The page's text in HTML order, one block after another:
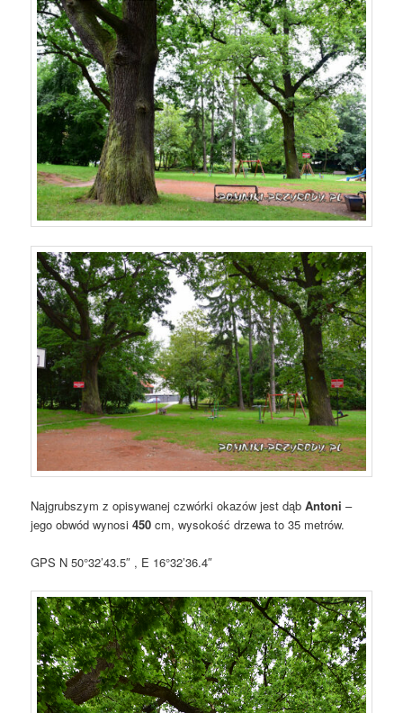
Najgrubszym z opisywanej czwórki okazów jest dąbAntoni –
jego obwód wynosi450 cm, wysokość drzewa to 35 metrów.
GPS N 50°32’43.5″ , E 16°32’36.4″